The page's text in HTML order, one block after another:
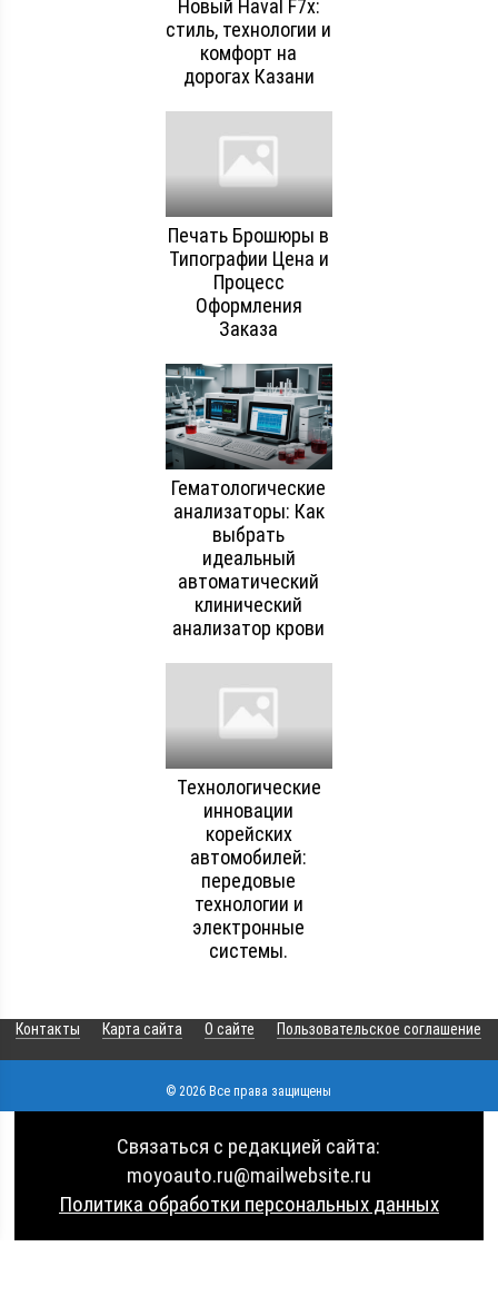
Новый Haval F7x:
стиль, технологии и
комфорт на
дорогах Казани
Печать Брошюры в
Типографии Цена и
Процесс
Оформления
Заказа
Гематологические
анализаторы: Как
выбрать
идеальный
автоматический
клинический
анализатор крови
Технологические
инновации
корейских
автомобилей:
передовые
технологии и
электронные
системы.
Контакты Карта сайта О сайте Пользовательское соглашение
© 2026 Все права защищены
Связаться с редакцией сайта:
moyoauto.ru@mailwebsite.ru
Политика обработки персональных данных